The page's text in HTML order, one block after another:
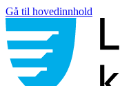
Gå til hovedinnhold